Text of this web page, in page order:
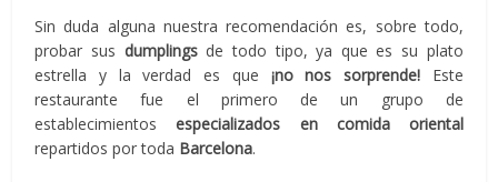
Sin duda alguna nuestra recomendación es, sobre todo,
probar sus dumplingsde todo tipo, ya que es su plato
estrella y la verdad es que ¡no nos sorprende! Este
restaurante fue el primero de un grupo de
establecimientosespecializados en comida oriental
repartidos por toda Barcelona.